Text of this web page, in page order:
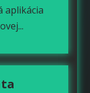
aplikácia